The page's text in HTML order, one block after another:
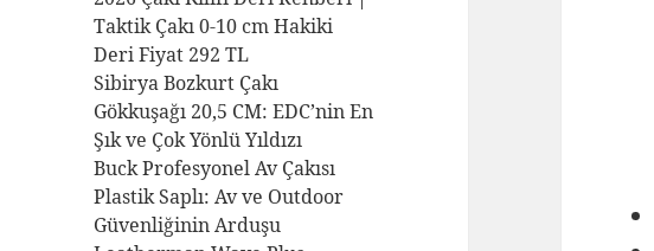
Taktik Çakı 0-10 cm Hakiki
Deri Fiyat 292 TL
Sibirya Bozkurt Çakı
Gökkuşağı 20,5 CM: EDC’nin En
Şık ve Çok Yönlü Yıldızı
Buck Profesyonel Av Çakısı
Plastik Saplı: Av ve Outdoor
Güvenliğinin Arduşu